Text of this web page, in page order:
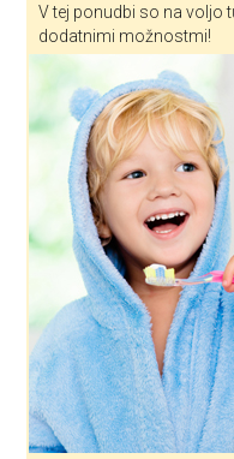
V tej ponudbi so na voljo
dodatnimi možnostmi!